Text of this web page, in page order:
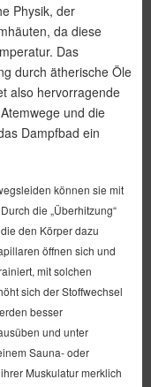
Physik, der
da diese
Das
durch ätherische Öle
also hervorragende
und die
Dampfbad ein
können sie mit
die „Überhitzung“
den Körper dazu
öffnen sich und
mit solchen
sich der Stoffwechsel
besser
und unter
Sauna- oder
Muskulatur merklich